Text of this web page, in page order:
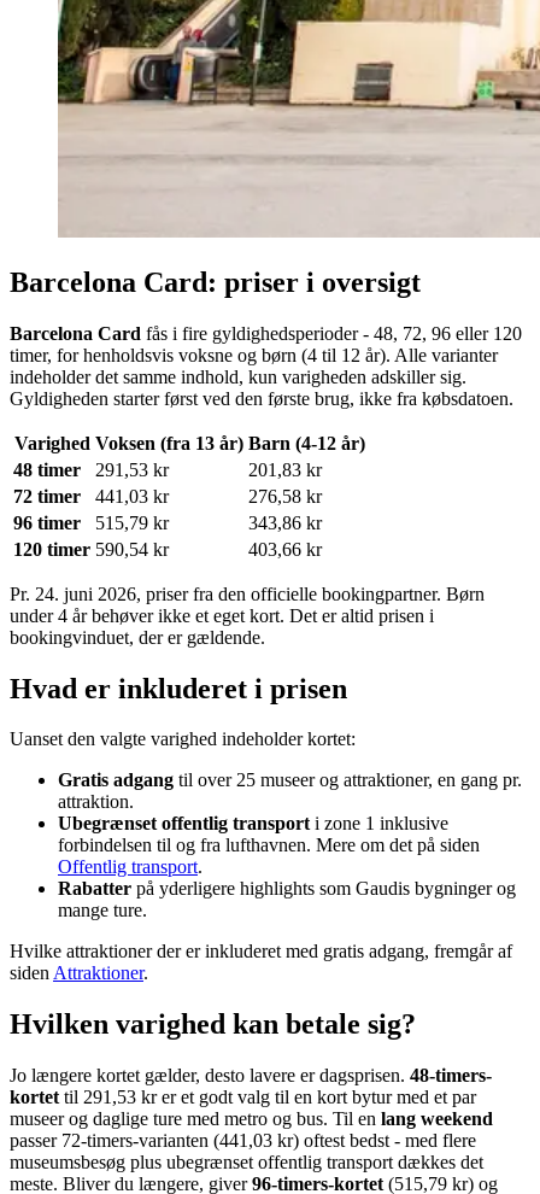
Barcelona Card: priser i oversigt
Barcelona Card fås i fire gyldighedsperioder - 48, 72, 96 eller 120
timer, for henholdsvis voksne og børn (4 til 12 år). Alle varianter
indeholder det samme indhold, kun varigheden adskiller sig.
Gyldigheden starter først ved den første brug, ikke fra købsdatoen.
Varighed Voksen (fra 13 år) Barn (4-12 år)
48 timer
291,53 kr
201,83 kr
72 timer
441,03 kr
276,58 kr
96 timer
515,79 kr
343,86 kr
120 timer 590,54 kr 403,66 kr
Pr. 24. juni 2026, priser fra den officielle bookingpartner. Børn
under 4 år behøver ikke et eget kort. Det er altid prisen i
bookingvinduet, der er gældende.
Hvad er inkluderet i prisen
Uanset den valgte varighed indeholder kortet:
Gratis adgang til over 25 museer og attraktioner, en gang pr.
attraktion.
Ubegrænset offentlig transporti zone 1 inklusive
forbindelsen til og fra lufthavnen. Mere om det på siden
Offentlig transport.
Rabatter på yderligere highlights som Gaudis bygninger og
mange ture.
Hvilke attraktioner der er inkluderet med gratis adgang, fremgår af
sidenAttraktioner.
Hvilken varighed kan betale sig?
Jo længere kortet gælder, desto lavere er dagsprisen. 48-timers-
kortet til 291,53 kr er et godt valg til en kort bytur med et par
museer og daglige ture med metro og bus. Til en lang weekend
passer 72-timers-varianten (441,03 kr) oftest bedst - med flere
museumsbesøg plus ubegrænset offentlig transport dækkes det
meste. Bliver du længere, giver96-timers-kortet (515,79 kr) og